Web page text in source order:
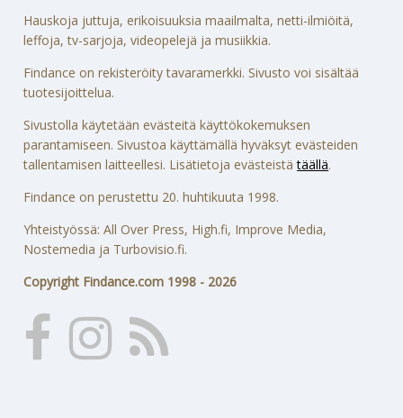
Hauskoja juttuja, erikoisuuksia maailmalta, netti-ilmiöitä,
leffoja, tv-sarjoja, videopelejä ja musiikkia.
Findance on rekisteröity tavaramerkki. Sivusto voi sisältää
tuotesijoittelua.
Sivustolla käytetään evästeitä käyttökokemuksen
parantamiseen. Sivustoa käyttämällä hyväksyt evästeiden
tallentamisen laitteellesi. Lisätietoja evästeistätäällä.
Findance on perustettu 20. huhtikuuta 1998.
Yhteistyössä: All Over Press, High.fi, Improve Media,
Nostemedia ja Turbovisio.fi.
Copyright Findance.com 1998 - 2026